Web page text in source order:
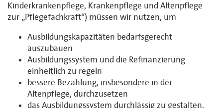
Kinderkrankenpflege, Krankenpflege und Altenpflege
zur „Pflegefachkraft“) müssen wir nutzen, um
Ausbildungskapazitäten bedarfsgerecht
auszubauen
Ausbildungssystem und die Refinanzierung
einheitlich zu regeln
bessere Bezahlung, insbesondere in der
Altenpflege, durchzusetzen
das Ausbildungssystem durchlässig zu gestalten,